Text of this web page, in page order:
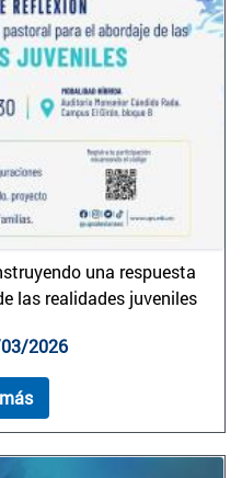
una respuesta
las realidades juveniles
2026